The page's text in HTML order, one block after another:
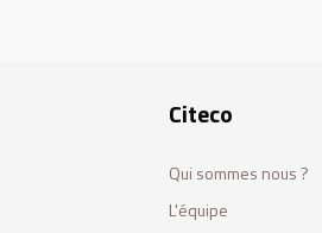
Citeco
Qui sommes nous ?
L'équipe